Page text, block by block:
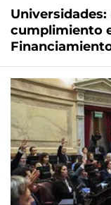
cumplimiento